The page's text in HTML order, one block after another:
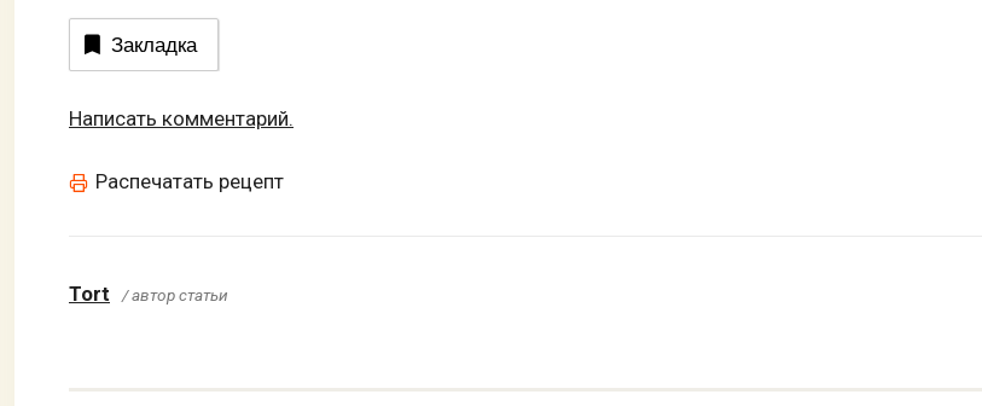
Закладка
Написать комментарий.
Распечатать рецепт
Tort / автор статьи